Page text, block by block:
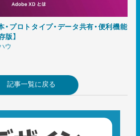
プロトタイプ・データ共有・便利機能
版】
ウ
記事一覧に戻る